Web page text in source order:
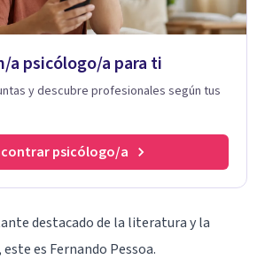
a psicólogo/a para ti
y descubre profesionales según tus
psicólogo/a
destacado de la literatura y la
es Fernando Pessoa.